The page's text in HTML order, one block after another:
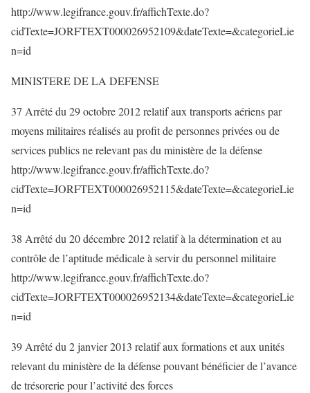
http://www.legifrance.gouv.fr/affichTexte.do?
cidTexte=JORFTEXT000026952109&dateTexte=&categorieLie
n=id
MINISTERE DE LA DEFENSE
37 Arrêté du 29 octobre 2012 relatif aux transports aériens par
moyens militaires réalisés au profit de personnes privées ou de
services publics ne relevant pas du ministère de la défense
http://www.legifrance.gouv.fr/affichTexte.do?
cidTexte=JORFTEXT000026952115&dateTexte=&categorieLie
n=id
38 Arrêté du 20 décembre 2012 relatif à la détermination et au
contrôle de l’aptitude médicale à servir du personnel militaire
http://www.legifrance.gouv.fr/affichTexte.do?
cidTexte=JORFTEXT000026952134&dateTexte=&categorieLie
n=id
39 Arrêté du 2 janvier 2013 relatif aux formations et aux unités
relevant du ministère de la défense pouvant bénéficier de l’avance
de trésorerie pour l’activité des forces